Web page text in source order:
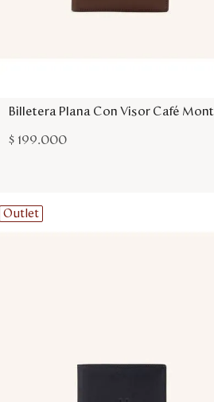
Billetera Plana Con Visor Café
$ 199.000
Outlet